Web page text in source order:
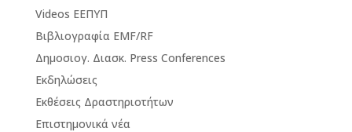
Videos ΕΕΠΥΠ
Βιβλιογραφία EMF/RF
Δημοσιογ. Διασκ. Press Conferences
Εκδηλώσεις
Εκθέσεις Δραστηριοτήτων
Επιστημονικά νέα